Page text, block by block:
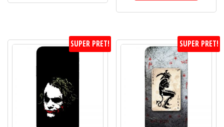
SUPER PRET! SUPER PRET!